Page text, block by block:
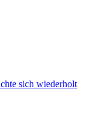
sich wiederholt